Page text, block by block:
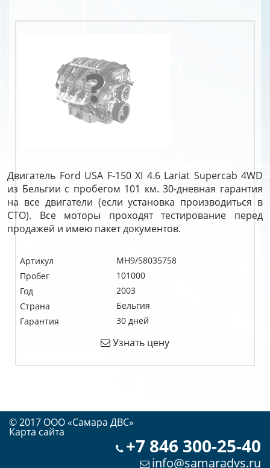
Двигатель Ford USA F-150 XI 4.6 Lariat Supercab 4WD
из Бельгии с пробегом 101 км. 30-дневная гарантия
на все двигатели (если установка производиться в
СТО). Все моторы проходят тестирование перед
продажей и имею пакет документов.
Артикул
MH9/58035758
Пробег
101000
Год
2003
Страна
Бельгия
Гарантия
30 дней
Узнать цену
© 2017 OOO «Самара ДВС»
Карта сайта
+7 846 300-25-40
info@samaradvs.ru